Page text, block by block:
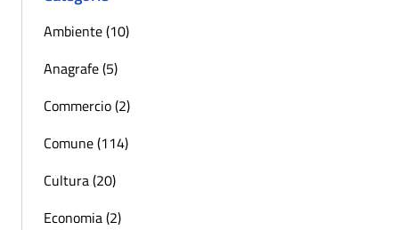
Ambiente (10)
Anagrafe (5)
Commercio (2)
Comune (114)
Cultura (20)
Economia (2)